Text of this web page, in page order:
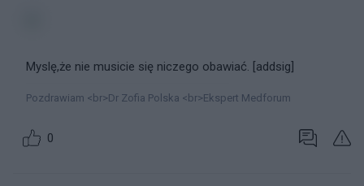
Myslę,że nie musicie się niczego obawiać. [addsig]
Pozdrawiam <br>Dr Zofia Polska <br>Ekspert Medforum
0